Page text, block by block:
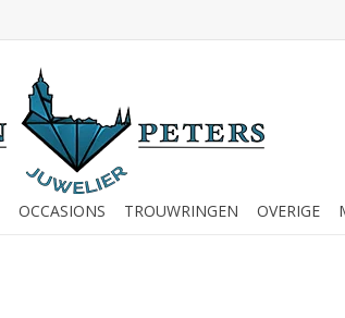
OCCASIONS TROUWRINGEN OVERIGE